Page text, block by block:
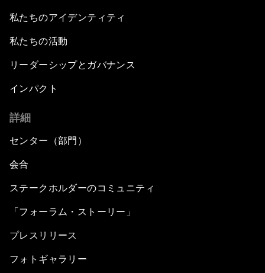
私たちのアイデンティティ
私たちの活動
リーダーシップとガバナンス
インパクト
詳細
センター（部門）
会合
ステークホルダーのコミュニティ
「フォーラム・ストーリー」
プレスリリース
フォトギャラリー